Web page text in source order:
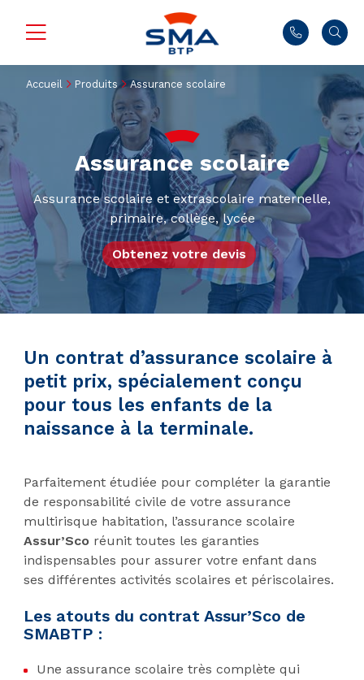
Accueil Produits Assurance scolaire
Assurance scolaire
Assurance scolaire et extrascolaire maternelle,
primaire, collège, lycée
Obtenez votre devis
Un contrat d’assurance scolaire à
petit prix, spécialement conçu
pour tous les enfants de la
naissance à la terminale.
Parfaitement étudiée pour compléter la garantie
de responsabilité civile de votre assurance
multirisque habitation, l’assurance scolaire
Assur’Sco réunit toutes les garanties
indispensables pour assurer votre enfant dans
ses différentes activités scolaires et périscolaires.
Les atouts du contrat Assur’Sco de
SMABTP :
Une assurance scolaire très complète qui